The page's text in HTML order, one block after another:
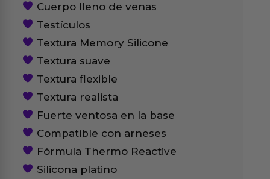
Cuerpo lleno de venas
Testículos
Textura Memory Silicone
Textura suave
Textura flexible
Textura realista
Fuerte ventosa en la base
Compatible con arneses
Fórmula Thermo Reactive
Silicona platino